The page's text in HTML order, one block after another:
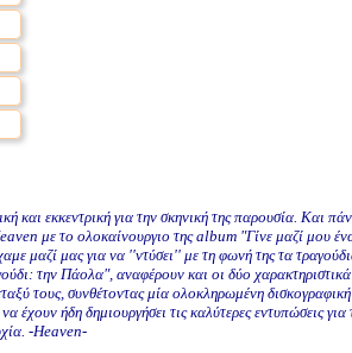
και εκκεντρική για την σκηνική της παρουσία. Και
με το ολοκαίνουργιο της album "Γίνε μαζί μου
μαζί μας για να ''ντύσει'' με τη φωνή της τα
την Πάολα", αναφέρουν και οι δύο
τους, συνθέτοντας μία ολοκληρωμένη
ήδη δημιουργήσει τις καλύτερες εντυπώσεις για
-Heaven-